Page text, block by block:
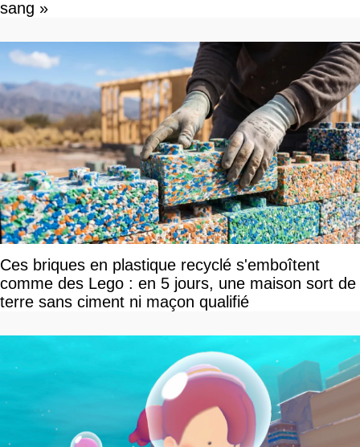
sang »
Ces briques en plastique recyclé s'emboîtent
comme des Lego : en 5 jours, une maison sort de
terre sans ciment ni maçon qualifié